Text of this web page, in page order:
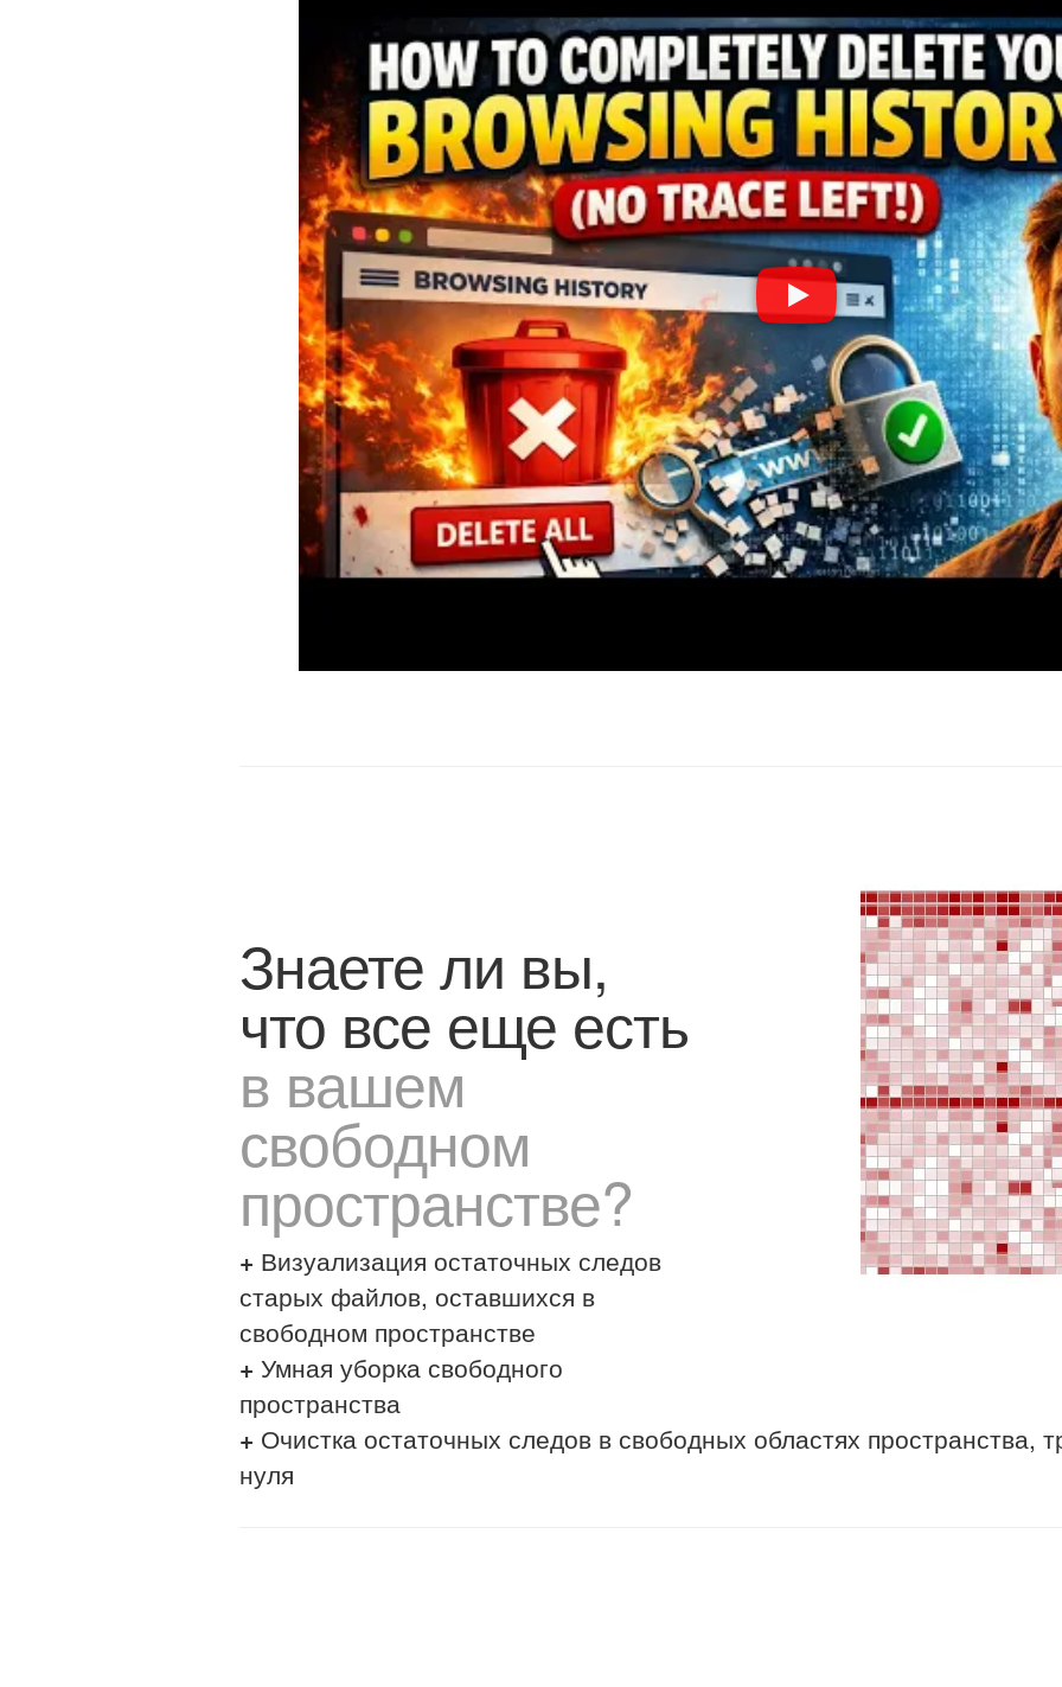
Знаете ли вы,
что все еще есть
в вашем
свободном
пространстве?
+ Визуализация остаточных следов
старых файлов, оставшихся в
свободном пространстве
+ Умная уборка свободного
пространства
+ Очистка остаточных следов в свободных областях пространства,
нуля